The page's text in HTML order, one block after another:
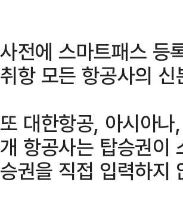
사전에 스마트패스 등
취항 모든 항공사의
또 대한항공, 아시아
개 항공사는 탑승권이
승권을 직접 입력하지